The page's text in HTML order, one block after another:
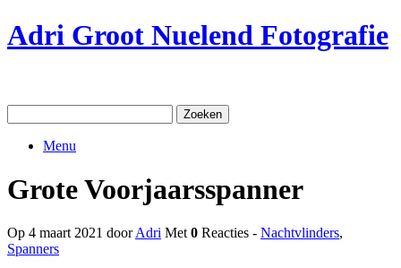
Ga
naar
Adri Groot Nuelend Fotografie
naar:
Menu
Grote Voorjaarsspanner
Op 4 maart 2021 doorAdri Met0 Reacties - Nachtvlinders,
Spanners